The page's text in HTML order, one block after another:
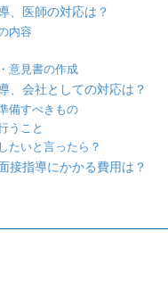
、医師の対応は？
内容
意見書の作成
、会社としての対応は？
備すべきもの
うこと
たいと言ったら？
接指導にかかる費用は？